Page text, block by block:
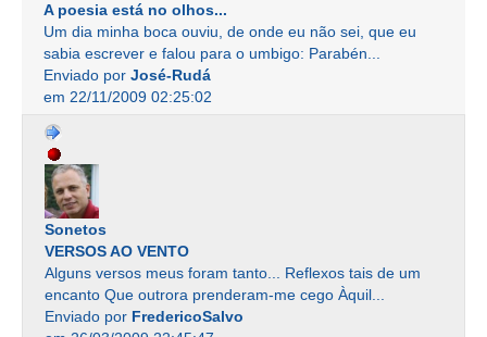
A poesia está no olhos...
Um dia minha boca ouviu, de onde eu não sei, que eu
sabia escrever e falou para o umbigo: Parabén...
Enviado por José-Rudá
em 22/11/2009 02:25:02
Sonetos
VERSOS AO VENTO
Alguns versos meus foram tanto... Reflexos tais de um
encanto Que outrora prenderam-me cego Àquil...
Enviado por FredericoSalvo